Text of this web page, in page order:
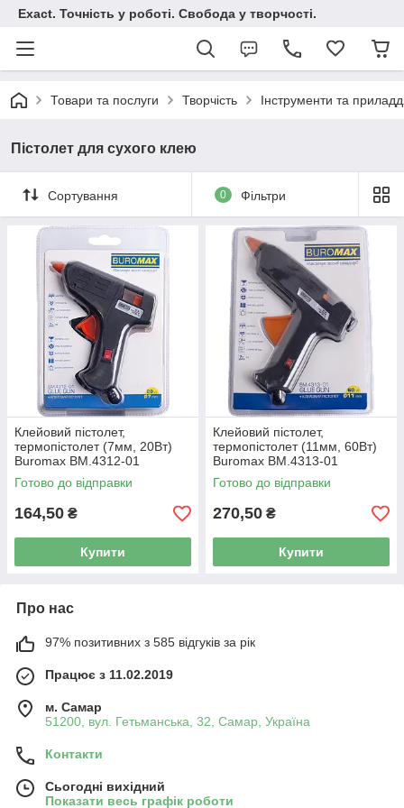
Exact. Точність у роботі. Свобода у творчості.
Товари та послуги Творчість Інструменти та
Пістолет для сухого клею
Сортування 0 Фільтри
Клейовий пістолет,
термопістолет (7мм, 20Вт)
Buromax BM.4312-01
Готово до відправки
164,50 ₴
Купити
Клейовий пістолет,
термопістолет (11мм, 60Вт)
Buromax BM.4313-01
Готово до відправки
270,50 ₴
Купити
Про нас
97% позитивних з 585 відгуків за рік
Працює з 11.02.2019
м. Самар
51200, вул. Гетьманська, 32, Самар, Україна
Контакти
Сьогодні вихідний
Показати весь графік роботи